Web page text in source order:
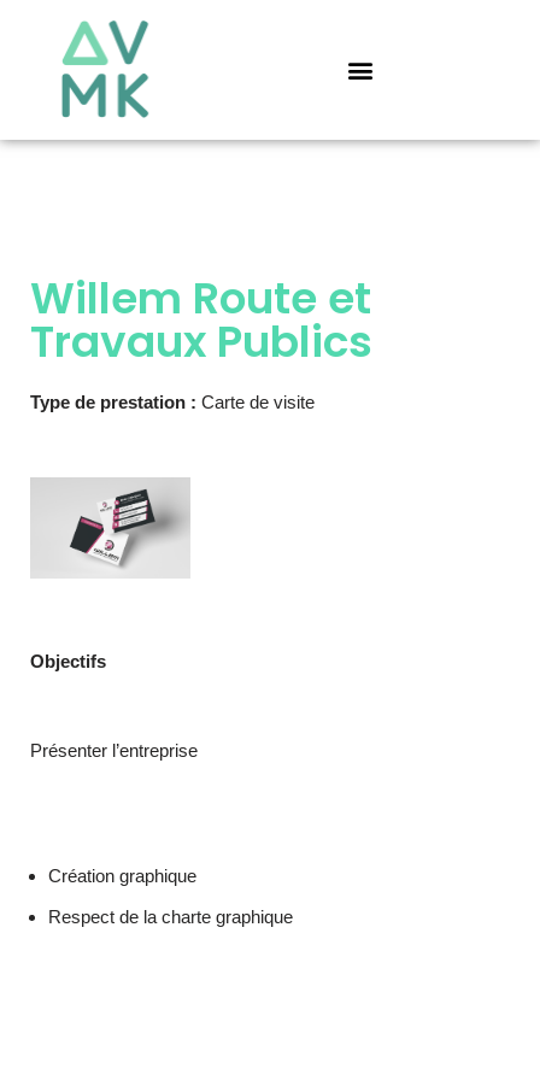
contenu
Willem Route et
Travaux Publics
Type de prestation : Carte de visite
Objectifs
Présenter l’entreprise
Création graphique
Respect de la charte graphique